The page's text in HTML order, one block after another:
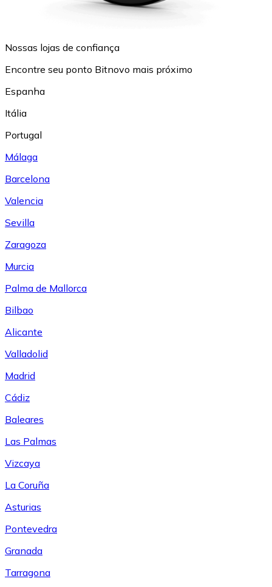
Nossas lojas de confiança
Encontre seu ponto Bitnovo mais próximo
Espanha
Itália
Portugal
Málaga
Barcelona
Valencia
Sevilla
Zaragoza
Murcia
Palma de Mallorca
Bilbao
Alicante
Valladolid
Madrid
Cádiz
Baleares
Las Palmas
Vizcaya
La Coruña
Asturias
Pontevedra
Granada
Tarragona